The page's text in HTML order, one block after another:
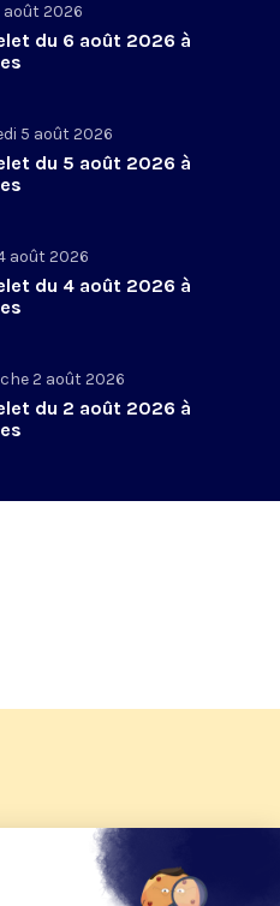
août 2026
du 6 août 2026 à
5 août 2026
du 5 août 2026 à
août 2026
du 4 août 2026 à
2 août 2026
du 2 août 2026 à
d'été 2026 de KTO